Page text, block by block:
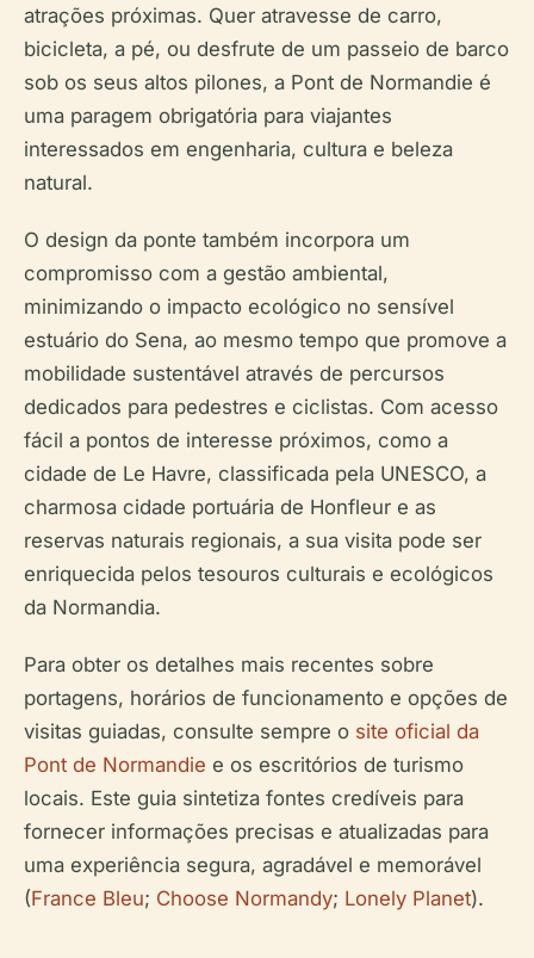
atrações próximas. Quer atravesse de carro,
bicicleta, a pé, ou desfrute de um passeio de barco
sob os seus altos pilones, a Pont de Normandie é
uma paragem obrigatória para viajantes
interessados em engenharia, cultura e beleza
natural.
O design da ponte também incorpora um
compromisso com a gestão ambiental,
minimizando o impacto ecológico no sensível
estuário do Sena, ao mesmo tempo que promove a
mobilidade sustentável através de percursos
dedicados para pedestres e ciclistas. Com acesso
fácil a pontos de interesse próximos, como a
cidade de Le Havre, classificada pela UNESCO, a
charmosa cidade portuária de Honfleur e as
reservas naturais regionais, a sua visita pode ser
enriquecida pelos tesouros culturais e ecológicos
da Normandia.
Para obter os detalhes mais recentes sobre
portagens, horários de funcionamento e opções de
visitas guiadas, consulte sempre o site oficial da
Pont de Normandie e os escritórios de turismo
locais. Este guia sintetiza fontes credíveis para
fornecer informações precisas e atualizadas para
uma experiência segura, agradável e memorável
(France Bleu; Choose Normandy; Lonely Planet).